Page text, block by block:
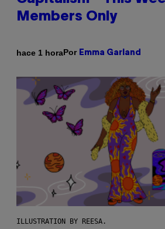
Members Only
hace 1 horaPor Emma Garland
ILLUSTRATION BY REESA.